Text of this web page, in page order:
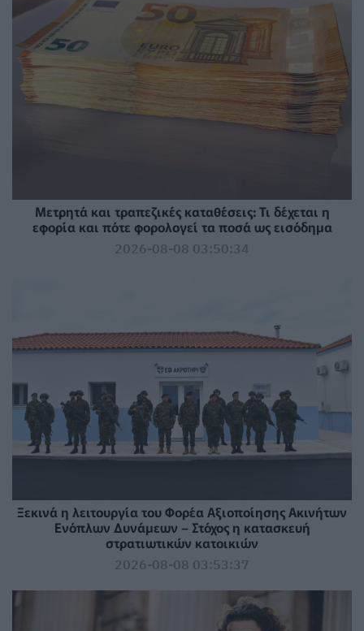
Μετρητά και τραπεζικές καταθέσεις: Τι δέχεται η
εφορία και πότε φορολογεί τα ποσά ως εισόδημα
2026-08-08 03:50:34
Ξεκινά η λειτουργία του Φορέα Αξιοποίησης Ακινήτων
Ενόπλων Δυνάμεων – Στόχος η κατασκευή
στρατιωτικών κατοικιών
2026-08-08 03:53:37